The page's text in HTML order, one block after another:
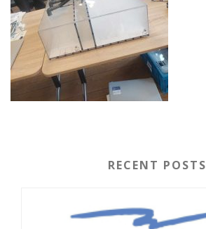
RECENT POSTS